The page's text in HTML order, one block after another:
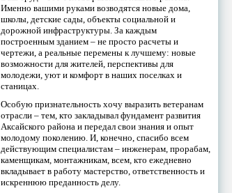
Именно вашими руками возводятся новые дома,
школы, детские сады, объекты социальной и
дорожной инфраструктуры. За каждым
построенным зданием – не просто расчеты и
чертежи, а реальные перемены к лучшему: новые
возможности для жителей, перспективы для
молодежи, уют и комфорт в наших поселках и
станицах.
Особую признательность хочу выразить ветеранам
отрасли – тем, кто закладывал фундамент развития
Аксайского района и передал свои знания и опыт
молодому поколению. И, конечно, спасибо всем
действующим специалистам – инженерам, прорабам,
каменщикам, монтажникам, всем, кто ежедневно
вкладывает в работу мастерство, ответственность и
искреннюю преданность делу.